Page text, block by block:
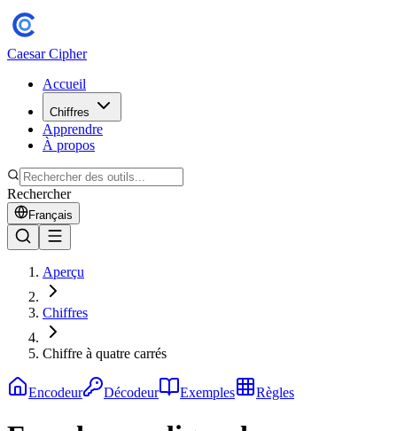
Caesar Cipher
Accueil
Chiffres
Apprendre
À propos
Rechercher
Français
Aperçu
Chiffres
Chiffre à quatre carrés
Encodeur Décodeur Exemples Règles